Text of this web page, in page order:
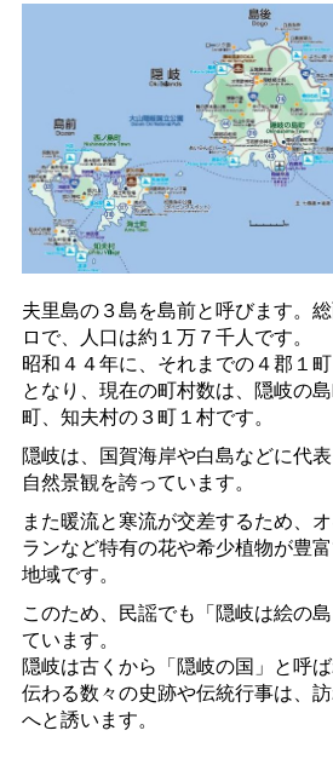
夫里島の３島を島前と呼びます。
ロで、人口は約１万７千人です。
昭和４４年に、それまでの４郡１
となり、現在の町村数は、隠岐の
町、知夫村の３町１村です。
隠岐は、国賀海岸や白島などに代
自然景観を誇っています。
また暖流と寒流が交差するため、
ランなど特有の花や希少植物が豊
地域です。
このため、民謡でも「隠岐は絵の
ています。
隠岐は古くから「隠岐の国」と呼
伝わる数々の史跡や伝統行事は、
へと誘います。